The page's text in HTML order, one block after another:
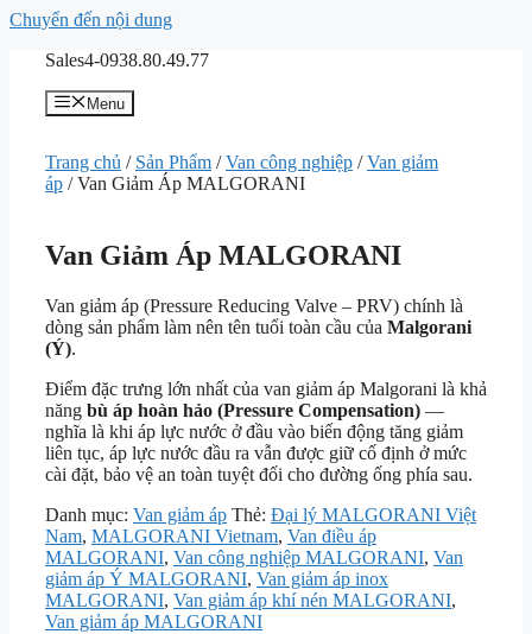
Chuyển đến nội dung
Sales4-0938.80.49.77
Menu
Trang chủ / Sản Phẩm /Van công nghiệp /Van giảm
áp / Van Giảm Áp MALGORANI
Van Giảm Áp MALGORANI
Van giảm áp (Pressure Reducing Valve – PRV) chính là
dòng sản phẩm làm nên tên tuổi toàn cầu của Malgorani
(Ý).
Điểm đặc trưng lớn nhất của van giảm áp Malgorani là khả
năng bù áp hoàn hảo (Pressure Compensation) —
nghĩa là khi áp lực nước ở đầu vào biến động tăng giảm
liên tục, áp lực nước đầu ra vẫn được giữ cố định ở mức
cài đặt, bảo vệ an toàn tuyệt đối cho đường ống phía sau.
Danh mục: Van giảm áp Thẻ: Đại lý MALGORANI Việt
Nam, MALGORANI Vietnam, Van điều áp
MALGORANI, Van công nghiệp MALGORANI, Van
giảm áp Ý MALGORANI, Van giảm áp inox
MALGORANI, Van giảm áp khí nén MALGORANI,
Van giảm áp MALGORANI